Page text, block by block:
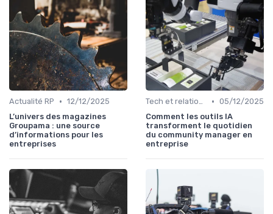
Actualité RP • 12/12/2025
L’univers des magazines
Groupama : une source
d’informations pour les
entreprises
Tech et relation presse • 05/12/2025
Comment les outils IA
transforment le quotidien
du community manager en
entreprise